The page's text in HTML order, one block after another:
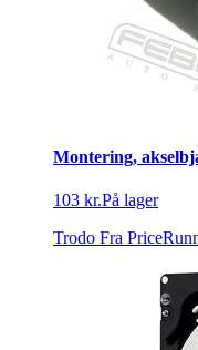
Montering,
103 kr.På lager
Trodo Fra